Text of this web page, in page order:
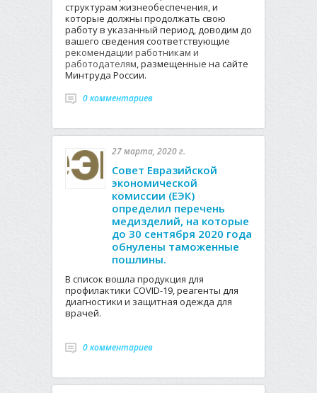
структурам жизнеобеспечения, и
которые должны продолжать свою
работу в указанный период, доводим до
вашего сведения соответствующие
рекомендации работникам и
работодателям, размещенные на сайте
Минтруда России.
0 комментариев
27 марта, 2020 г.
Совет Евразийской
экономической
комиссии (ЕЭК)
определил перечень
медизделий, на которые
до 30 сентября 2020 года
обнулены таможенные
пошлины.
В список вошла продукция для
профилактики COVID-19, реагенты для
диагностики и защитная одежда для
врачей.
0 комментариев